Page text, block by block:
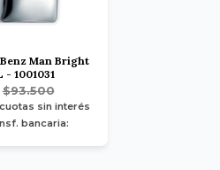
Man Bright
- 1001031
$93.500
cuotas sin interés
bancaria: